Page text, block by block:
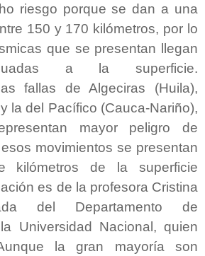
riesgo porque se dan a una
150 y 170 kilómetros, por lo
que se presentan llegan
a la superficie.
fallas de Algeciras (Huila),
la del Pacífico (Cauca-Nariño),
mayor peligro de
movimientos se presentan
kilómetros de la superficie
es de la profesora Cristina
del Departamento de
Universidad Nacional, quien
la gran mayoría son